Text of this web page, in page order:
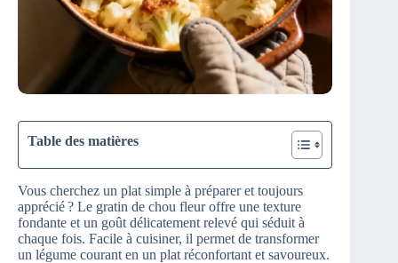
Table des matières
Vous cherchez un plat simple à préparer et toujours
apprécié ? Le gratin de chou fleur offre une texture
fondante et un goût délicatement relevé qui séduit à
chaque fois. Facile à cuisiner, il permet de transformer
un légume courant en un plat réconfortant et savoureux.